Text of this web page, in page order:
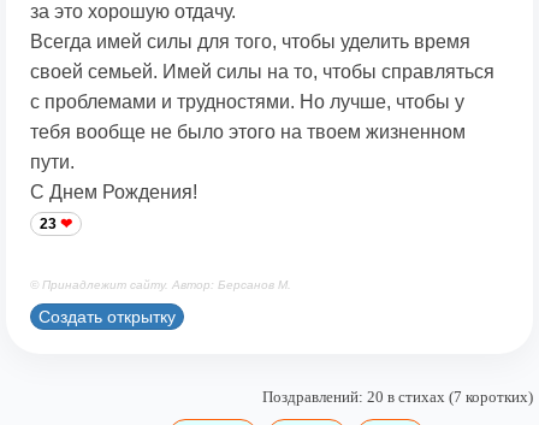
за это хорошую отдачу.
Всегда имей силы для того, чтобы уделить время
своей семьей. Имей силы на то, чтобы справляться
с проблемами и трудностями. Но лучше, чтобы у
тебя вообще не было этого на твоем жизненном
пути.
С Днем Рождения!
23
© Принадлежит сайту. Автор: Берсанов М.
Создать открытку
Поздравлений: 20 в стихах (7 коротких)